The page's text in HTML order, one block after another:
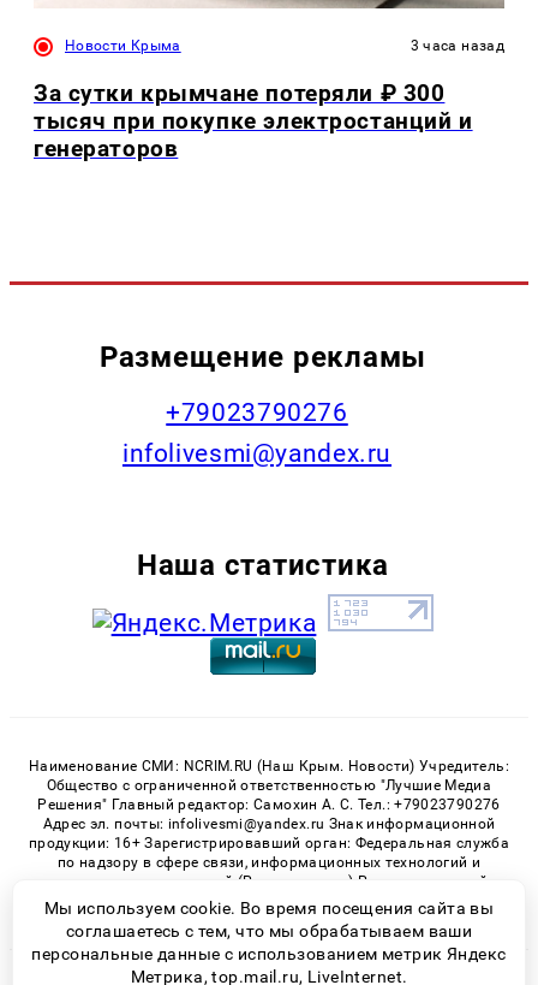
Новости Крыма 3 часа назад
За сутки крымчане потеряли ₽ 300
тысяч при покупке электростанций и
генераторов
Размещение рекламы
+79023790276
infolivesmi@yandex.ru
Наша статистика
Наименование СМИ: NCRIM.RU (Наш Крым. Новости) Учредитель:
Общество с ограниченной ответственностью "Лучшие Медиа
Решения" Главный редактор: Самохин А. С. Тел.: +79023790276
Адрес эл. почты: infolivesmi@yandex.ru Знак информационной
продукции: 16+ Зарегистрировавший орган: Федеральная служба
по надзору в сфере связи, информационных технологий и
массовых коммуникаций (Роскомнадзор) Регистрационный
номер СМИ ЭЛ № ФС 77 - 81150 от 02.06.2021
Мы используем cookie. Во время посещения сайта вы
соглашаетесь с тем, что мы обрабатываем ваши
персональные данные с использованием метрик Яндекс
Метрика, top.mail.ru, LiveInternet.